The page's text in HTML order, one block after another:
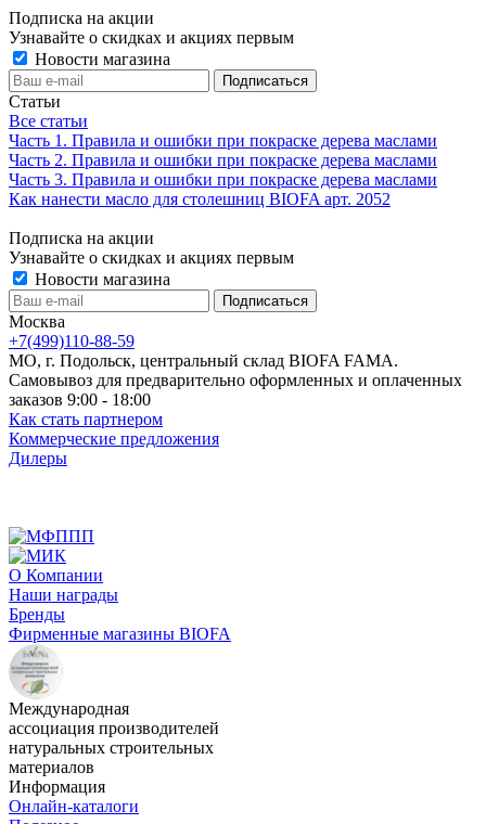
Подписка на акции
Узнавайте о скидках и акциях первым
Новости магазина
Статьи
Все статьи
Часть 1. Правила и ошибки при покраске дерева маслами
Часть 2. Правила и ошибки при покраске дерева маслами
Часть 3. Правила и ошибки при покраске дерева маслами
Как нанести масло для столешниц BIOFA арт. 2052
Подписка на акции
Узнавайте о скидках и акциях первым
Новости магазина
Москва
+7(499)110-88-59
МО, г. Подольск, центральный склад BIOFA FAMA.
Самовывоз для предварительно оформленных и оплаченных
заказов 9:00 - 18:00
Как стать партнером
Коммерческие предложения
Дилеры
О Компании
Наши награды
Бренды
Фирменные магазины BIOFA
Международная
ассоциация производителей
натуральных строительных
материалов
Информация
Онлайн-каталоги